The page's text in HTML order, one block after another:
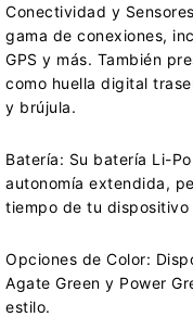
Conectividad y
gama de conexiones,
GPS y más. También
como huella digital
y brújula.
Batería: Su batería Li-
autonomía extendida,
tiempo de tu
Opciones de Color:
Agate Green y Power
estilo.